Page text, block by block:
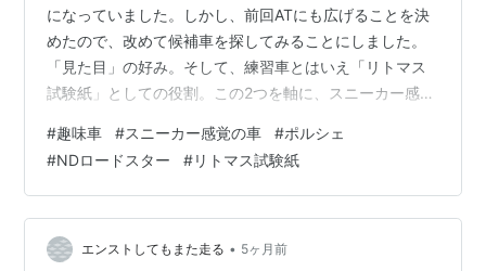
になっていました。しかし、前回ATにも広げることを決
めたので、改めて候補車を探してみることにしました。
「見た目」の好み。そして、練習車とはいえ「リトマス
試験紙」としての役割。この2つを軸に、スニーカー感覚
軸で候補を挙げる
#趣味車 #スニーカー感覚の車 #ポルシェ
#NDロードスター #リトマス試験紙
エンストしてもまた走る • 5ヶ月前